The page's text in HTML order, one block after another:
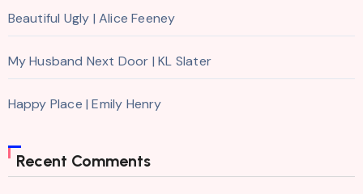
Beautiful Ugly | Alice Feeney
My Husband Next Door | KL Slater
Happy Place | Emily Henry
Recent Comments